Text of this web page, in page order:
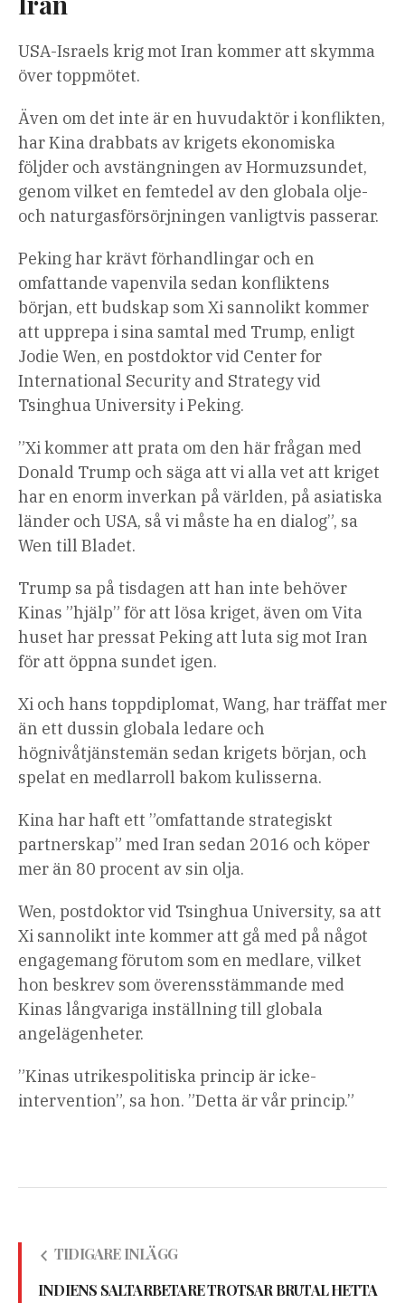
USA-Israels krig mot Iran kommer att skymma
över toppmötet.
Även om det inte är en huvudaktör i konflikten,
har Kina drabbats av krigets ekonomiska
följder och avstängningen av Hormuzsundet,
genom vilket en femtedel av den globala olje-
och naturgasförsörjningen vanligtvis passerar.
Peking har krävt förhandlingar och en
omfattande vapenvila sedan konfliktens
början, ett budskap som Xi sannolikt kommer
att upprepa i sina samtal med Trump, enligt
Jodie Wen, en postdoktor vid Center for
International Security and Strategy vid
Tsinghua University i Peking.
”Xi kommer att prata om den här frågan med
Donald Trump och säga att vi alla vet att kriget
har en enorm inverkan på världen, på asiatiska
länder och USA, så vi måste ha en dialog”, sa
Wen till Bladet.
Trump sa på tisdagen att han inte behöver
Kinas ”hjälp” för att lösa kriget, även om Vita
huset har pressat Peking att luta sig mot Iran
för att öppna sundet igen.
Xi och hans toppdiplomat, Wang, har träffat mer
än ett dussin globala ledare och
högnivåtjänstemän sedan krigets början, och
spelat en medlarroll bakom kulisserna.
Kina har haft ett ”omfattande strategiskt
partnerskap” med Iran sedan 2016 och köper
mer än 80 procent av sin olja.
Wen, postdoktor vid Tsinghua University, sa att
Xi sannolikt inte kommer att gå med på något
engagemang förutom som en medlare, vilket
hon beskrev som överensstämmande med
Kinas långvariga inställning till globala
angelägenheter.
”Kinas utrikespolitiska princip är icke-
intervention”, sa hon. ”Detta är vår princip.”
TIDIGARE INLÄGG
INDIENS SALTARBETARE TROTSAR BRUTAL HETTA